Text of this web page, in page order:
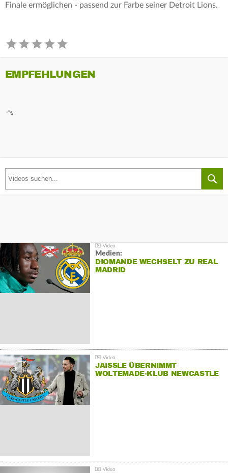
Finale ermöglichen - passend zur Farbe seiner Detroit Lions.
EMPFEHLUNGEN
Medien:
DIOMANDE WECHSELT ZU REAL
MADRID
JAISSLE ÜBERNIMMT
WOLTEMADE-KLUB NEWCASTLE